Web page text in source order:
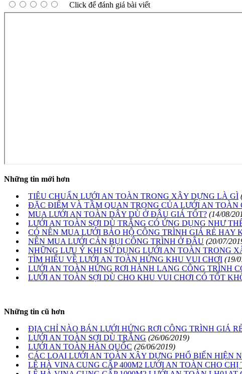
Click để đánh giá bài viết
Những tin mới hơn
TIÊU CHUẨN LƯỚI AN TOÀN TRONG XÂY DỰNG LÀ GÌ
ĐẶC ĐIỂM VÀ TẦM QUAN TRỌNG CỦA LƯỚI AN TOÀN
MUA LƯỚI AN TOÀN DÂY DÙ Ở ĐÂU GIÁ TỐT? (14/08/
LƯỚI AN TOÀN SỢI DÙ TRẮNG CÓ ỨNG DỤNG NHƯ
CÓ NÊN MUA LƯỚI BẢO HỘ CÔNG TRÌNH GIÁ RẺ HAY
NÊN MUA LƯỚI CẢN BỤI CÔNG TRÌNH Ở ĐÂU (20/07/
NHỮNG LƯU Ý KHI SỬ DỤNG LƯỚI AN TOÀN TRONG
TÌM HIỂU VỀ LƯỚI AN TOÀN HỨNG KHU VUI CHƠI (19/
LƯỚI AN TOÀN HỨNG RƠI HÀNH LANG CÔNG TRÌNH
LƯỚI AN TOÀN SỢI DÙ CHO KHU VUI CHƠI CÓ TỐT
Những tin cũ hơn
ĐỊA CHỈ NÀO BÁN LƯỚI HỨNG RƠI CÔNG TRÌNH GIÁ
LƯỚI AN TOÀN SỢI DÙ TRẮNG (26/06/2019)
LƯỚI AN TOÀN HÀN QUỐC (26/06/2019)
CÁC LOẠI LƯỚI AN TOÀN XÂY DỰNG PHỔ BIẾN HIỆN
LÊ HÀ VINA CUNG CẤP 400M2 LƯỚI AN TOÀN CHO